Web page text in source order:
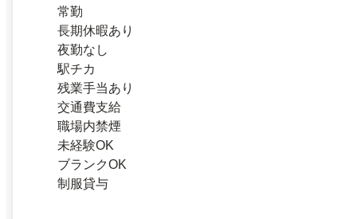
常勤
長期休暇あり
夜勤なし
駅チカ
残業手当あり
交通費支給
職場内禁煙
未経験OK
ブランクOK
制服貸与